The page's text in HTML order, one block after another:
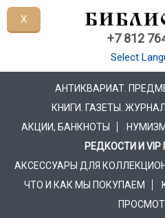
+7 812
Select
АНТИКВАРИАТ.
КНИГИ. ГАЗЕТЫ.
АКЦИИ, БАНКНОТЫ
РЕДКОСТИ И
АКСЕССУАРЫ ДЛЯ
ЧТО И КАК МЫ ПОКУПАЕМ
X